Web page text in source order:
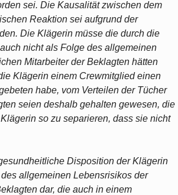
sei. Die Kausalität zwischen dem
Reaktion sei aufgrund der
Die Klägerin müsse die durch die
nicht als Folge des allgemeinen
Mitarbeiter der Beklagten hätten
Klägerin einem Crewmitglied einen
habe, vom Verteilen der Tücher
seien deshalb gehalten gewesen, die
so zu separieren, dass sie nicht
Disposition der Klägerin
allgemeinen Lebensrisikos der
dar, die auch in einem